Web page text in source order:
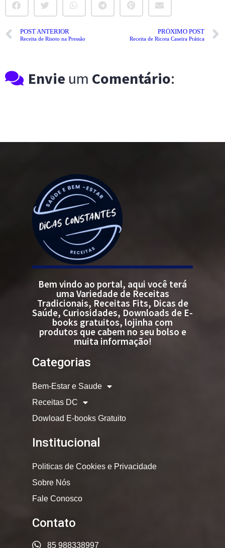
POST ANTERIOR
Receita de Risoto na Pressão
PRÓXIMO POST
Receita de Ricota Caseira Prática
Envie um Comentário:
Bem vindo ao portal, aqui você terá
uma Variedade de Receitas
Tradicionais, Receitas Fits, Dicas de
Saúde, Curiosidades, Downloads de E-
books gratuitos, lojinha com
produtos que cabem no seu bolso e
muita informação!
Categorias
Bem-Estar e Saude
Receitas DC
Dowload E-books Gratuito
Institucional
Politicas de Cookies e Privacidade
Sobre Nós
Fale Conosco
Contato
85 988338997